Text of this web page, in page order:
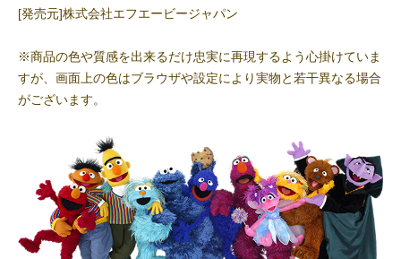
[発売元]株式会社エフエービージャパン
※商品の色や質感を出来るだけ忠実に再現するよう心掛けていま
すが、画面上の色はブラウザや設定により実物と若干異なる場合
がございます。